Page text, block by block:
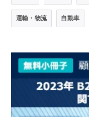
運輸・物流 自動車